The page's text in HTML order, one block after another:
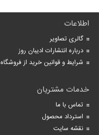
اطلاعات
گالری تصاویر
درباره انتشارات ادیبان روز
شرایط و قوانین خرید از فروشگاه
خدمات مشتریان
تماس با ما
استرداد محصول
نقشه سایت